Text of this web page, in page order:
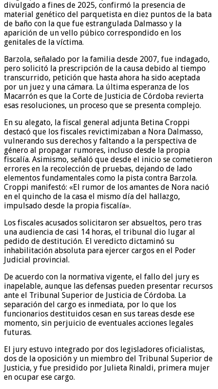
divulgado a fines de 2025, confirmó la presencia de
material genético del parquetista en diez puntos de la bata
de baño con la que fue estrangulada Dalmasso y la
aparición de un vello púbico correspondido en los
genitales de la víctima.
Barzola, señalado por la familia desde 2007, fue indagado,
pero solicitó la prescripción de la causa debido al tiempo
transcurrido, petición que hasta ahora ha sido aceptada
por un juez y una cámara. La última esperanza de los
Macarrón es que la Corte de Justicia de Córdoba revierta
esas resoluciones, un proceso que se presenta complejo.
En su alegato, la fiscal general adjunta Betina Croppi
destacó que los fiscales revictimizaban a Nora Dalmasso,
vulnerando sus derechos y faltando a la perspectiva de
género al propagar rumores, incluso desde la propia
fiscalía. Asimismo, señaló que desde el inicio se cometieron
errores en la recolección de pruebas, dejando de lado
elementos fundamentales como la pista contra Barzola.
Croppi manifestó: «El rumor de los amantes de Nora nació
en el quincho de la casa el mismo día del hallazgo,
impulsado desde la propia fiscalía».
Los fiscales acusados solicitaron ser absueltos, pero tras
una audiencia de casi 14 horas, el tribunal dio lugar al
pedido de destitución. El veredicto dictaminó su
inhabilitación absoluta para ejercer cargos en el Poder
Judicial provincial.
De acuerdo con la normativa vigente, el fallo del jury es
inapelable, aunque las defensas pueden presentar recursos
ante el Tribunal Superior de Justicia de Córdoba. La
separación del cargo es inmediata, por lo que los
funcionarios destituidos cesan en sus tareas desde ese
momento, sin perjuicio de eventuales acciones legales
futuras.
El jury estuvo integrado por dos legisladores oficialistas,
dos de la oposición y un miembro del Tribunal Superior de
Justicia, y fue presidido por Julieta Rinaldi, primera mujer
en ocupar ese cargo.